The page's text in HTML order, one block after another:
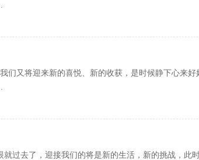
们又将迎来新的喜悦、新的收获，是时候静下心来好
过去了，迎接我们的将是新的生活，新的挑战，此